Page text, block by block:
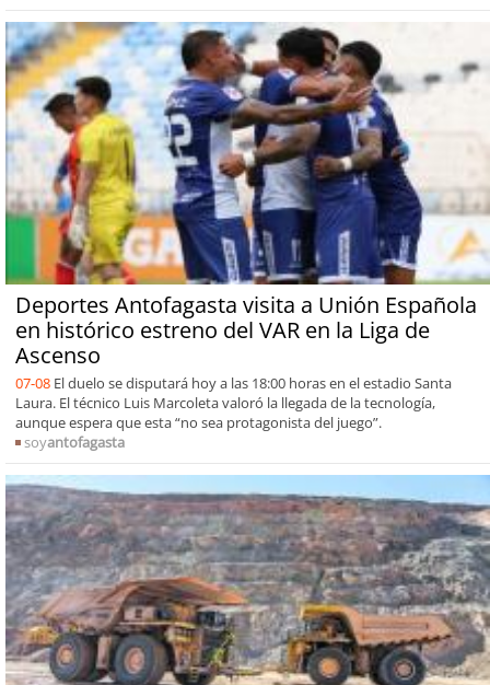
Deportes Antofagasta visita a Unión Española
en histórico estreno del VAR en la Liga de
Ascenso
07-08 El duelo se disputará hoy a las 18:00 horas en el estadio Santa
Laura. El técnico Luis Marcoleta valoró la llegada de la tecnología,
aunque espera que esta “no sea protagonista del juego”.
soyantofagasta